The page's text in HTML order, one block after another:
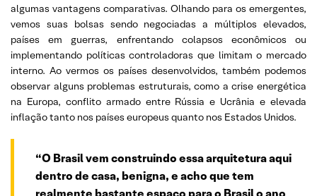
algumas vantagens comparativas. Olhando para os emergentes,
vemos suas bolsas sendo negociadas a múltiplos elevados,
países em guerras, enfrentando colapsos econômicos ou
implementando políticas controladoras que limitam o mercado
interno. Ao vermos os países desenvolvidos, também podemos
observar alguns problemas estruturais, como a crise energética
na Europa, conflito armado entre Rússia e Ucrânia e elevada
inflação tanto nos países europeus quanto nos Estados Unidos.
“O Brasil vem construindo essa arquitetura aqui
dentro de casa, benigna, e acho que tem